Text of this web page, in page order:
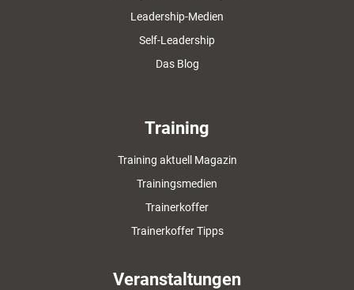
Leadership-Medien
Self-Leadership
Das Blog
Training
Training aktuell Magazin
Trainingsmedien
Trainerkoffer
Trainerkoffer Tipps
Veranstaltungen